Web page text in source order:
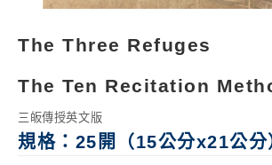
The Three Refuges
The Ten Recitation
三皈傳授英文版
規格：25開（15公分x21公分